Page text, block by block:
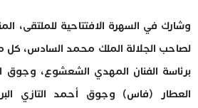
وشارك في السهرة الافتتاحية للملتقى،
لصاحب الجلالة الملك محمد السادس، كل
برئاسة الفنان المهدي الشعشوع، وجوق
العطار (فاس) وجوق أحمد التازي